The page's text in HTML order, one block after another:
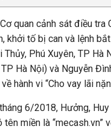
quan cảnh sát điều tra
khởi tố bị can và lệnh
Phú Xuyên, TP Hà
Hà Nội) và Nguyễn
hành vi “Cho vay lãi
6/2018, Hưởng,
miền là “mecash.vn”